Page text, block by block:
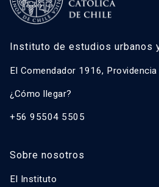
Instituto de estudios urbanos
El Comendador 1916, Providencia
¿Cómo llegar?
+56 95504 5505
Sobre nosotros
El Instituto